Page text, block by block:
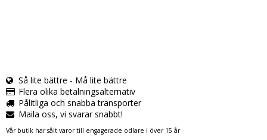
Så lite bättre - Må lite bättre
Flera olika betalningsalternativ
Pålitliga och snabba transporter
Maila oss, vi svarar snabbt!
Vår butik har sålt varor till engagerade odlare i över 15 år